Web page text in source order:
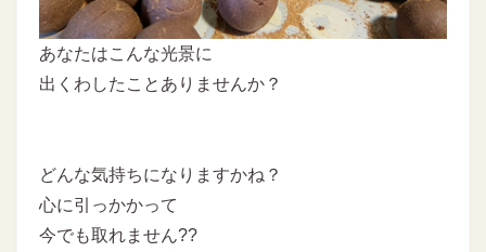
あなたはこんな光景に
出くわしたことありませんか？
どんな気持ちになりますかね？
心に引っかかって
今でも取れません??